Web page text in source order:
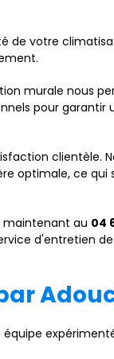
de votre
murale nous
pour
clientèle.
optimale, ce qui
maintenant au 04
d'entretien